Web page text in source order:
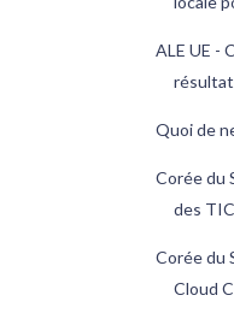
ALE UE -
Quoi de
Corée du
des
Corée du
Cloud